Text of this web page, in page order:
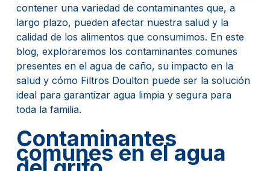
contener una variedad de contaminantes que, a
largo plazo, pueden afectar nuestra salud y la
calidad de los alimentos que consumimos. En este
blog, exploraremos los contaminantes comunes
presentes en el agua de caño, su impacto en la
salud y cómo Filtros Doulton puede ser la solución
ideal para garantizar agua limpia y segura para
toda la familia.
Contaminantes
comunes en el agua